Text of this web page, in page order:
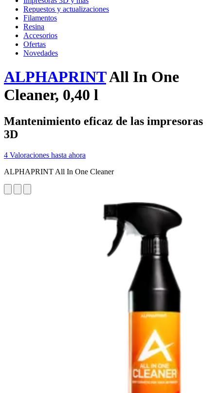
Repuestos y actualizaciones
Filamentos
Resina
Accesorios
Ofertas
Novedades
ALPHAPRINTAll In One
Cleaner, 0,40 l
Mantenimiento eficaz de las impresoras
3D
4 Valoraciones hasta ahora
ALPHAPRINT All In One Cleaner